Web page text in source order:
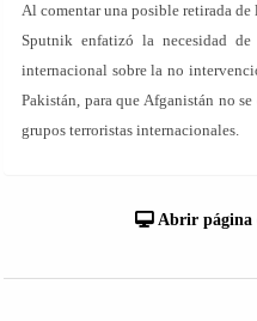
Al comentar una posible retirada
Sputnik enfatizó la necesidad
internacional sobre la no
Pakistán, para que Afganistán no
grupos terroristas internacionales.
Abrir página